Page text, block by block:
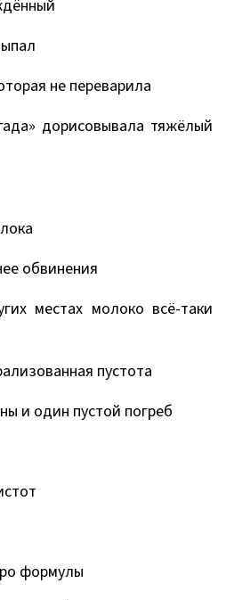
не переварила
дорисовывала тяжёлый
обвинения
местах молоко всё-таки
пустота
и один пустой погреб
формулы